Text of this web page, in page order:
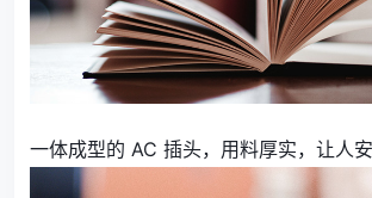
一体成型的 AC 插头，用料厚实，让人安